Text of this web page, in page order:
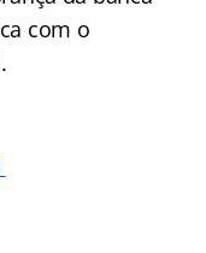
com o